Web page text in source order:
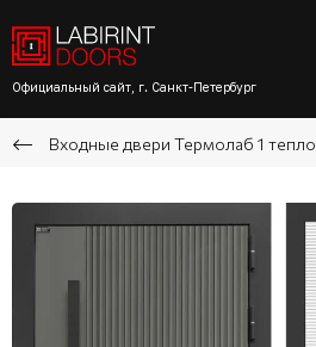
Официальный сайт, г. Санкт-Петербург
Входные двери Термолаб 1 тепло